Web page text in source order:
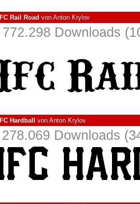
IFC Rail Road von Anton Krylov
772.298 Downloads
IFC Hardball von Anton Krylov
278.069 Downloads